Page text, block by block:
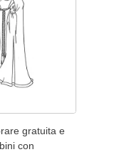
gratuita e
con